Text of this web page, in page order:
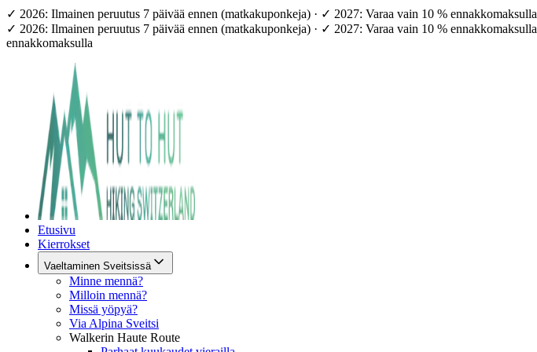
✓ 2026: Ilmainen peruutus 7 päivää ennen (matkakuponkeja) · ✓ 2027: Varaa vain 10 % ennakkomaksulla
✓ 2026: Ilmainen peruutus 7 päivää ennen (matkakuponkeja) · ✓ 2027: Varaa vain 10 % ennakkomaksulla
ennakkomaksulla
Etusivu
Kierrokset
Vaeltaminen Sveitsissä
Minne mennä?
Milloin mennä?
Missä yöpyä?
Via Alpina Sveitsi
Walkerin Haute Route